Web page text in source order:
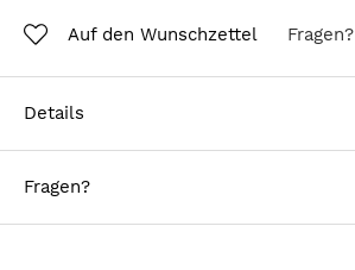
Auf den Wunschzettel Fragen?
Details
Fragen?